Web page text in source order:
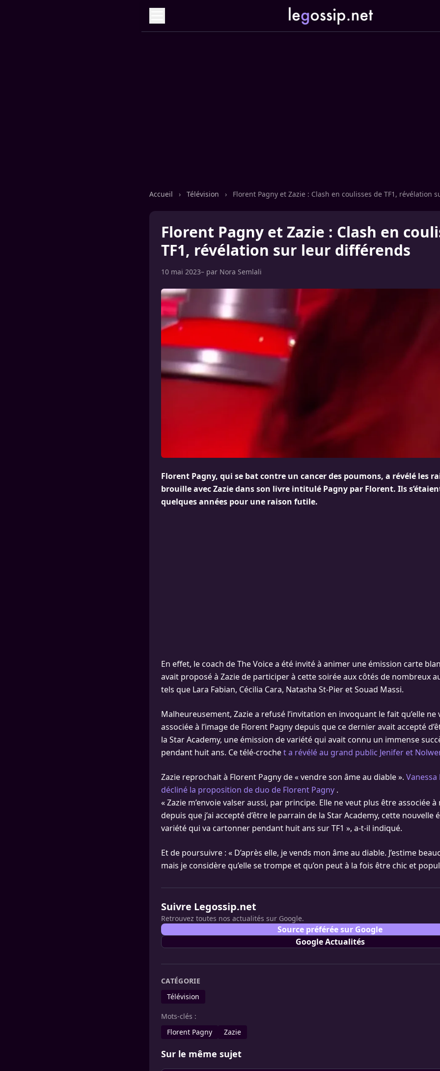
Accueil › Télévision › Florent Pagny et Zazie : Clash en coulisses de TF1, révélation
Florent Pagny et Zazie : Clash en
TF1, révélation sur leur différends
10 mai 2023– par Nora Semlali
Florent Pagny, qui se bat contre un cancer des poumons, a révélé les
brouille avec Zazie dans son livre intitulé Pagny par Florent. Ils
quelques années pour une raison futile.
En effet, le coach de The Voice a été invité à animer une émission carte
avait proposé à Zazie de participer à cette soirée aux côtés de nombreux
tels que Lara Fabian, Cécilia Cara, Natasha St-Pier et Souad Massi.
Malheureusement, Zazie a refusé l’invitation en invoquant le fait qu’elle
associée à l’image de Florent Pagny depuis que ce dernier avait accepté
la Star Academy, une émission de variété qui avait connu un immense
pendant huit ans. Ce télé-crochet a révélé au grand public Jenifer et
Zazie reprochait à Florent Pagny de « vendre son âme au diable ». Vanessa
décliné la proposition de duo de Florent Pagny .
« Zazie m’envoie valser aussi, par principe. Elle ne veut plus être associée
depuis que j’ai accepté d’être le parrain de la Star Academy, cette nouvelle
variété qui va cartonner pendant huit ans sur TF1 », a-t-il indiqué.
Et de poursuivre : « D’après elle, je vends mon âme au diable. J’estime
mais je considère qu’elle se trompe et qu’on peut à la fois être chic et
Suivre Legossip.net
Retrouvez toutes nos actualités sur Google.
Source préférée sur Google
Google Actualités
CATÉGORIE
Télévision
Mots-clés :
Florent Pagny
Zazie
Sur le même sujet